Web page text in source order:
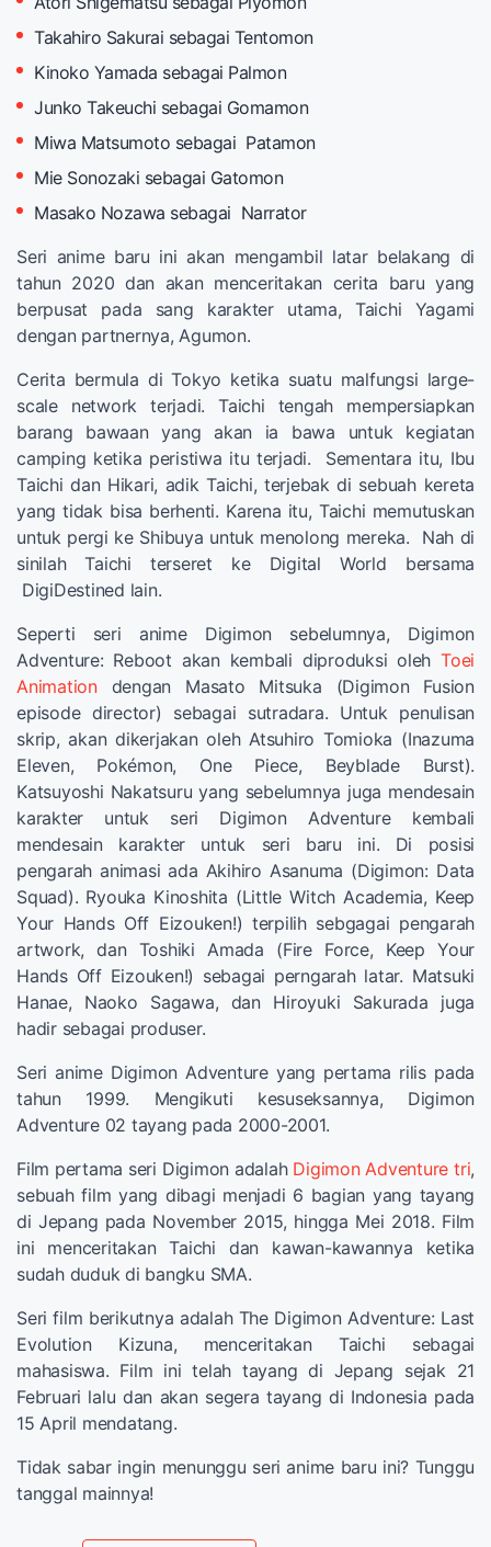
Takahiro Sakurai sebagai Tentomon
Kinoko Yamada sebagai Palmon
Junko Takeuchi sebagai Gomamon
Miwa Matsumoto sebagai Patamon
Mie Sonozaki sebagai Gatomon
Masako Nozawa sebagai Narrator
Seri anime baru ini akan mengambil latar belakang di
tahun 2020 dan akan menceritakan cerita baru yang
berpusat pada sang karakter utama, Taichi Yagami
dengan partnernya, Agumon.
Cerita bermula di Tokyo ketika suatu malfungsi large-
scale network terjadi. Taichi tengah mempersiapkan
barang bawaan yang akan ia bawa untuk kegiatan
camping ketika peristiwa itu terjadi. Sementara itu, Ibu
Taichi dan Hikari, adik Taichi, terjebak di sebuah kereta
yang tidak bisa berhenti. Karena itu, Taichi memutuskan
untuk pergi ke Shibuya untuk menolong mereka. Nah di
sinilah Taichi terseret ke Digital World bersama
DigiDestined lain.
Seperti seri anime Digimon sebelumnya, Digimon
Adventure: Reboot akan kembali diproduksi oleh Toei
Animationdengan Masato Mitsuka (Digimon Fusion
episode director) sebagai sutradara. Untuk penulisan
skrip, akan dikerjakan oleh Atsuhiro Tomioka (Inazuma
Eleven, Pokémon, One Piece, Beyblade Burst).
Katsuyoshi Nakatsuru yang sebelumnya juga mendesain
karakter untuk seri Digimon Adventure kembali
mendesain karakter untuk seri baru ini. Di posisi
pengarah animasi ada Akihiro Asanuma (Digimon: Data
Squad). Ryouka Kinoshita (Little Witch Academia, Keep
Your Hands Off Eizouken!) terpilih sebgagai pengarah
artwork, dan Toshiki Amada (Fire Force, Keep Your
Hands Off Eizouken!) sebagai perngarah latar. Matsuki
Hanae, Naoko Sagawa, dan Hiroyuki Sakurada juga
hadir sebagai produser.
Seri anime Digimon Adventure yang pertama rilis pada
tahun 1999. Mengikuti kesuseksannya, Digimon
Adventure 02 tayang pada 2000-2001.
Film pertama seri Digimon adalah Digimon Adventure tri,
sebuah film yang dibagi menjadi 6 bagian yang tayang
di Jepang pada November 2015, hingga Mei 2018. Film
ini menceritakan Taichi dan kawan-kawannya ketika
sudah duduk di bangku SMA.
Seri film berikutnya adalah The Digimon Adventure: Last
Evolution Kizuna, menceritakan Taichi sebagai
mahasiswa. Film ini telah tayang di Jepang sejak 21
Februari lalu dan akan segera tayang di Indonesia pada
15 April mendatang.
Tidak sabar ingin menunggu seri anime baru ini? Tunggu
tanggal mainnya!